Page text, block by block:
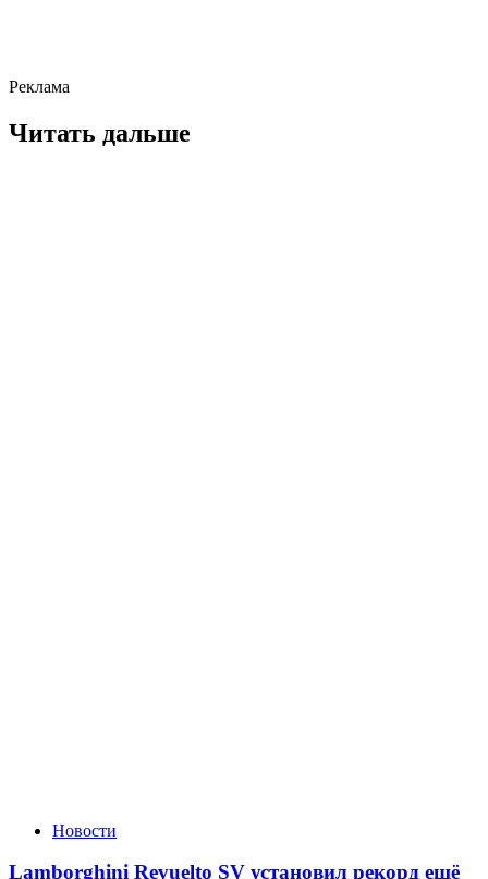
Реклама
Читать дальше
Новости
Lamborghini Revuelto SV установил рекорд ещё